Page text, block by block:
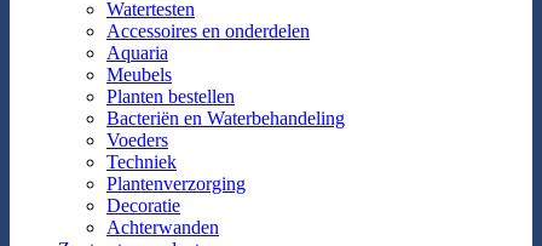
Watertesten
Accessoires en onderdelen
Aquaria
Meubels
Planten bestellen
Bacteriën en Waterbehandeling
Voeders
Techniek
Plantenverzorging
Decoratie
Achterwanden